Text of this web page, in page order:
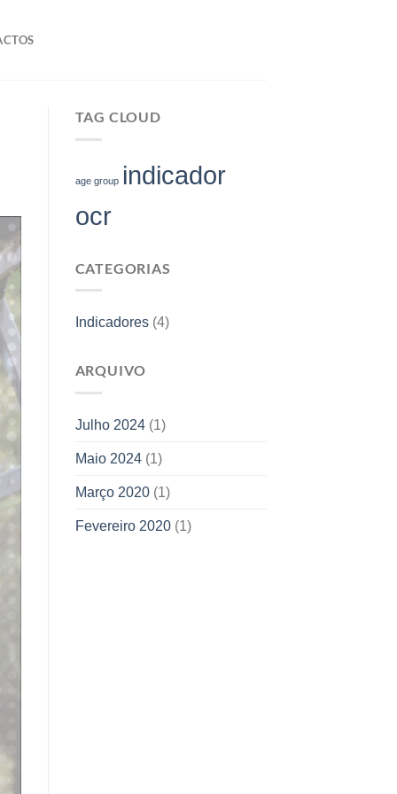
TAG CLOUD
age group indicador
ocr
CATEGORIAS
Indicadores(4)
ARQUIVO
Julho 2024(1)
Maio 2024(1)
Março 2020(1)
Fevereiro 2020(1)